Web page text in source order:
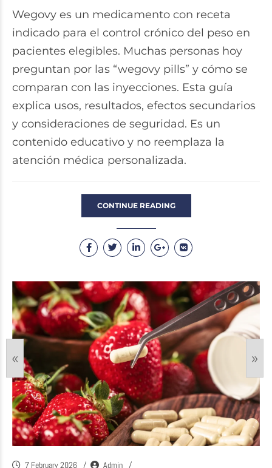
Wegovy es un medicamento con receta
indicado para el control crónico del peso en
pacientes elegibles. Muchas personas hoy
preguntan por las “wegovy pills” y cómo se
comparan con las inyecciones. Esta guía
explica usos, resultados, efectos secundarios
y consideraciones de seguridad. Es un
contenido educativo y no reemplaza la
atención médica personalizada.
CONTINUE READING
7 February 2026 Admin
« »